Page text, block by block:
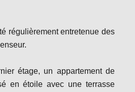
régulièrement entretenue des
étage, un appartement de
en étoile avec une terrasse